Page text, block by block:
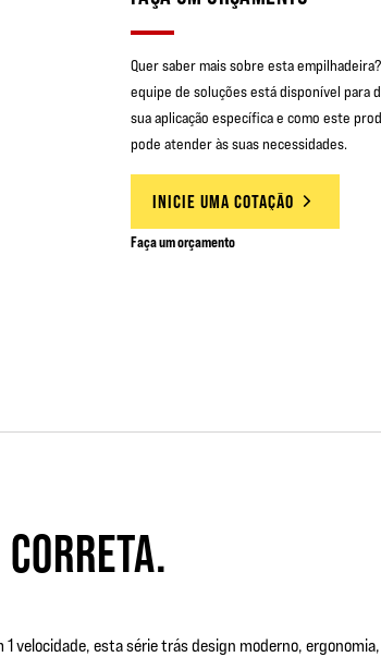
Quer saber mais sobre esta
equipe de soluções está disponível para
sua aplicação específica e como este
pode atender às suas necessidades.
INICIE UMA COTAÇÃO
Faça um orçamento
velocidade, esta série trás design moderno,